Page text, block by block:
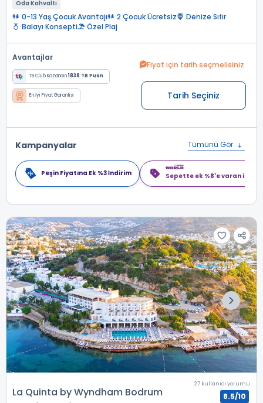
Oda Kahvaltı
0-13 Yaş Çocuk Avantajı 2 Çocuk Ücretsiz
Denize Sıfır
Balayı Konsepti
Özel Plaj
Avantajlar
TB Club Kazancın1838 TB Puan
En İyi Fiyat Garantisi
Fiyat için tarih seçmelisiniz
Tarih Seçiniz
Kampanyalar Tümünü Gör
Peşin Fiyatına Ek %3 İndirim Sepette ek %8'e varan
La Quinta by Wyndham Bodrum
27 kullanıcı yorumu
8.5/10